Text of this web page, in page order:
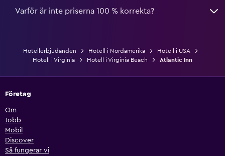
Varför är inte priserna 100 % korrekta?
Hotellerbjudanden Hotell i Nordamerika
Hotell i USA
Hotell i Virginia
Hotell i Virginia Beach Atlantic Inn
Företag
Om
Jobb
Mobil
Discover
Så fungerar vi